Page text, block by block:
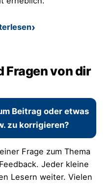
: Ziel starten: wie man am
Fragen von dir
Beitrag oder etwas
zu korrigieren?
Frage zum Thema
Jeder kleine
Lesern weiter. Vielen